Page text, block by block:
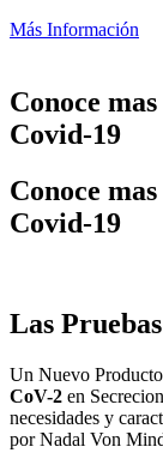
Más Información
Conoce
Covid-19
Conoce
Covid-19
Las
Un Nuevo
CoV-2 en
necesidades y
por Nadal Von